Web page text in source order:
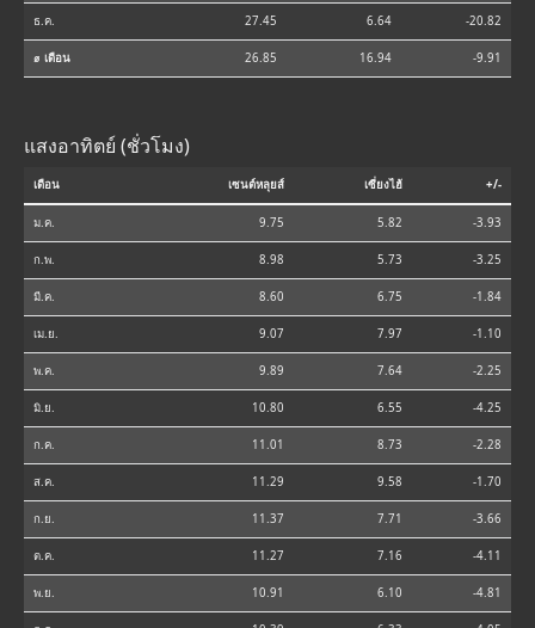
ธ.ค. 27.45 6.64 -20.82
⌀ เดือน 26.85 16.94 -9.91
แสงอาทิตย์ (ชั่วโมง)
เดือน เซนต์หลุยส์ เซี่ยงไฮ้ +/-
ม.ค. 9.75 5.82 -3.93
ก.พ. 8.98 5.73 -3.25
มี.ค. 8.60 6.75 -1.84
เม.ย. 9.07 7.97 -1.10
พ.ค. 9.89 7.64 -2.25
มิ.ย. 10.80 6.55 -4.25
ก.ค. 11.01 8.73 -2.28
ส.ค. 11.29 9.58 -1.70
ก.ย. 11.37 7.71 -3.66
ต.ค. 11.27 7.16 -4.11
พ.ย. 10.91 6.10 -4.81